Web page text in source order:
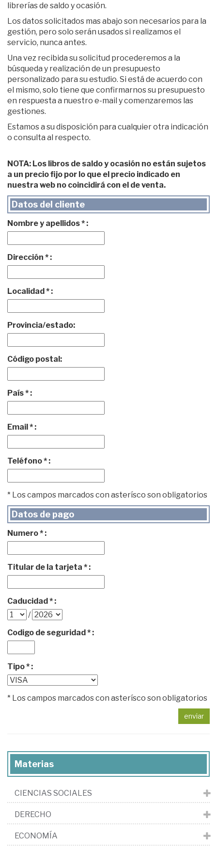
librerías de saldo y ocasión.
Los datos solicitados mas abajo son necesarios para la
gestión, pero solo serán usados si realizamos el
servicio, nunca antes.
Una vez recibida su solicitud procederemos a la
búsqueda y realización de un presupuesto
personalizado para su estudio. Si está de acuerdo con
el mismo, solo tiene que confirmarnos su presupuesto
en respuesta a nuestro e-mail y comenzaremos las
gestiones.
Estamos a su disposición para cualquier otra indicación
o consulta al respecto.
NOTA: Los libros de saldo y ocasión no están sujetos
a un precio fijo por lo que el precio indicado en
nuestra web no coincidirá con el de venta.
Datos del cliente
Nombre y apellidos * :
Dirección * :
Localidad * :
Provincia/estado:
Código postal:
País * :
Email * :
Teléfono * :
* Los campos marcados con asterísco son obligatorios
Datos de pago
Numero * :
Titular de la tarjeta * :
Caducidad * :
/
Codigo de seguridad * :
Tipo * :
* Los campos marcados con asterísco son obligatorios
enviar
Materias
CIENCIAS SOCIALES
DERECHO
ECONOMÍA